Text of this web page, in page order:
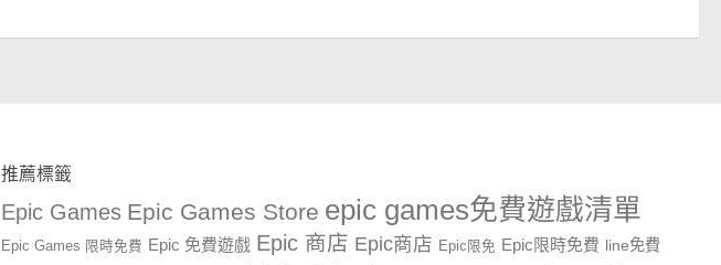
推薦標籤
Epic Games Epic Games Store epic games免費遊戲清單
Epic Games 限時免費 Epic 免費遊戲 Epic 商店 Epic商店 Epic限免 Epic限時免費 line免費